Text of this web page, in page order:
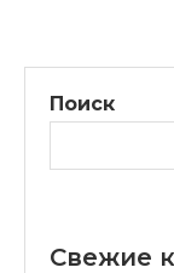
Поиск
Свежие